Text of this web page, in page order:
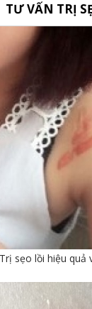
TƯ VẤN TRỊ
Trị sẹo lồi hiệu quả